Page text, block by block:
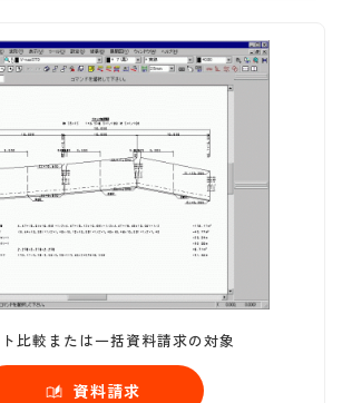
比較または一括資料請求の対象
資料請求